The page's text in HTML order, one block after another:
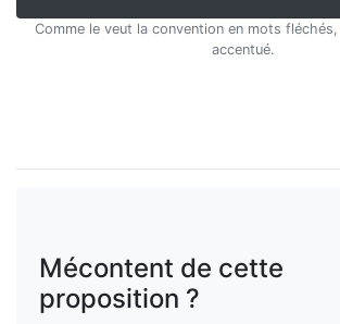
Comme le veut la convention en mots
accentué.
Mécontent de cette
proposition ?